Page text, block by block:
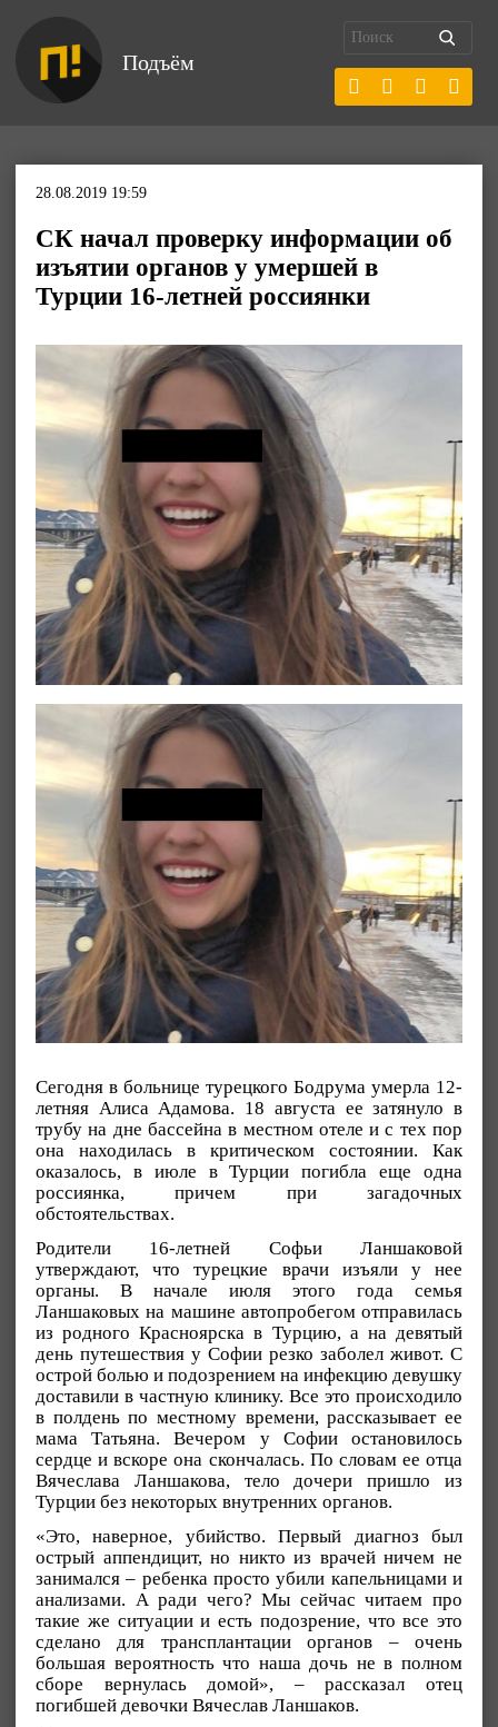
Подъём
28.08.2019 19:59
СК начал проверку информации об
изъятии органов у умершей в
Турции 16-летней россиянки
Сегодня в больнице турецкого Бодрума умерла 12-
летняя Алиса Адамова. 18 августа ее затянуло в
трубу на дне бассейна в местном отеле и с тех пор
она находилась в критическом состоянии. Как
оказалось, в июле в Турции погибла еще одна
россиянка, причем при загадочных
обстоятельствах.
Родители 16-летней Софьи Ланшаковой
утверждают, что турецкие врачи изъяли у нее
органы. В начале июля этого года семья
Ланшаковых на машине автопробегом отправилась
из родного Красноярска в Турцию, а на девятый
день путешествия у Софии резко заболел живот. С
острой болью и подозрением на инфекцию девушку
доставили в частную клинику. Все это происходило
в полдень по местному времени, рассказывает ее
мама Татьяна. Вечером у Софии остановилось
сердце и вскоре она скончалась. По словам ее отца
Вячеслава Ланшакова, тело дочери пришло из
Турции без некоторых внутренних органов.
«Это, наверное, убийство. Первый диагноз был
острый аппендицит, но никто из врачей ничем не
занимался – ребенка просто убили капельницами и
анализами. А ради чего? Мы сейчас читаем про
такие же ситуации и есть подозрение, что все это
сделано для трансплантации органов – очень
большая вероятность что наша дочь не в полном
сборе вернулась домой», – рассказал отец
погибшей девочки Вячеслав Ланшаков.